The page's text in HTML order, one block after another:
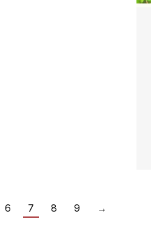
6 7 8 9 →